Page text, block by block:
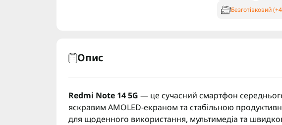
Безготівковий
Опис
Redmi Note 14 5G — це сучасний смартфон
яскравим AMOLED-екраном та стабільною
для щоденного використання, мультимедіа та